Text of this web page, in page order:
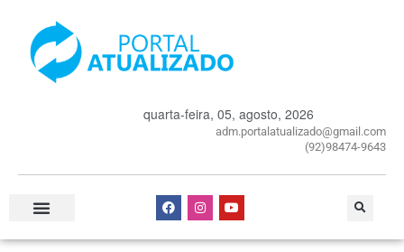
quarta-feira, 05, agosto, 2026
adm.portalatualizado@gmail.com
(92)98474-9643